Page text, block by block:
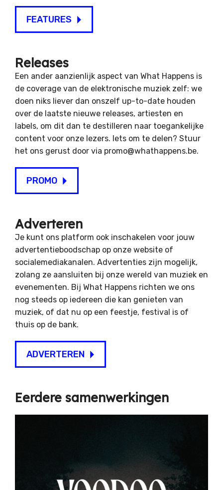
FEATURES
Releases
Een ander aanzienlijk aspect van What Happens is
de coverage van de elektronische muziek zelf: we
doen niks liever dan onszelf up-to-date houden
over de laatste nieuwe releases, artiesten en
labels, om dit dan te destilleren naar toegankelijke
content voor onze lezers. Iets om te delen? Stuur
het ons gerust door via promo@whathappens.be.
PROMO
Adverteren
Je kunt ons platform ook inschakelen voor jouw
advertentieboodschap op onze website of
socialemediakanalen. Advertenties zijn mogelijk,
zolang ze aansluiten bij onze wereld van muziek en
evenementen. Bij What Happens richten we ons
nog steeds op iedereen die kan genieten van
muziek, of dat nu op een feestje, festival is of
thuis op de bank.
ADVERTEREN
Eerdere samenwerkingen